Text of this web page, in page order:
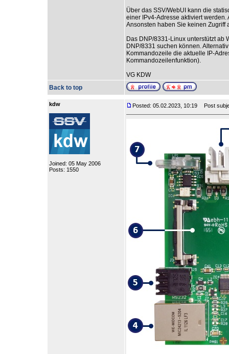
Über das SSV/WebUI kann die
einer IPv4-Adresse aktiviert
Ansonsten haben Sie keinen Zugriff
Das DNP/8331-Linux unterstützt ab
DNP/8331 suchen können.
Kommandozeile die aktuelle IP-
Kommandozeilenfunktion).
VG KDW
Back to top
kdw
Joined: 05 May 2006
Posts: 1550
Posted: 05.02.2023, 10:19 Post